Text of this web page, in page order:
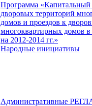
Программа «Капитальный
дворовых территорий
домов и проездов к
многоквартирных домов в
на 2012-2014 гг.»
Народные инициативы
Административные